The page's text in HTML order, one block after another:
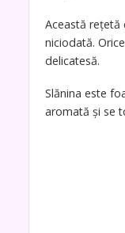
Această rețetă
niciodată.
delicatesă.
Slănina este
aromată și se